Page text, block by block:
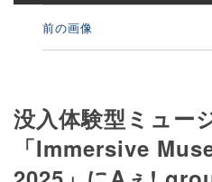
前の画像
没入体験型ミュー
「Immersive